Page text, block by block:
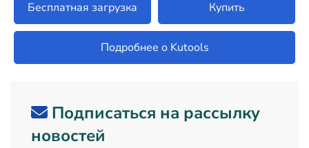
Бесплатная загрузка Купить
Подробнее о Kutools
Подписаться на рассылку
новостей